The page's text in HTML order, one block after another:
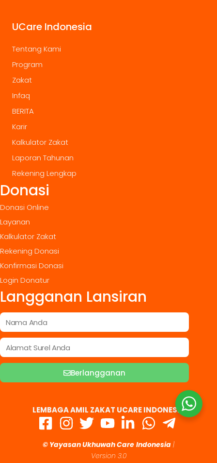
UCare Indonesia
Tentang Kami
Program
Zakat
Infaq
BERITA
Karir
Kalkulator Zakat
Laporan Tahunan
Rekening Lengkap
Donasi
Donasi Online
Layanan
Kalkulator Zakat
Rekening Donasi
Konfirmasi Donasi
Login Donatur
Langganan Lansiran
Berlangganan
LEMBAGA AMIL ZAKAT UCARE INDONESIA
© Yayasan Ukhuwah Care Indonesia |
Version 3.0